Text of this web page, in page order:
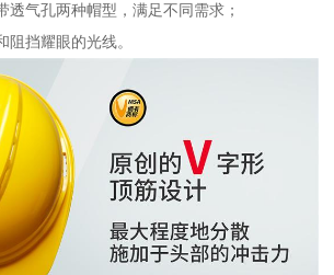
透气孔两种帽型，满足不同需求；
阻挡耀眼的光线。